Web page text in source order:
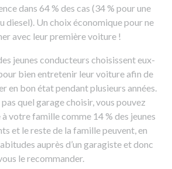
dans 64 % des cas (34 % pour une
diesel). Un choix économique pour ne
avec leur première voiture !
jeunes conducteurs choisissent eux-
bien entretenir leur voiture afin de
en bon état pendant plusieurs années.
pas quel garage choisir, vous pouvez
à votre famille comme 14 % des jeunes
et le reste de la famille peuvent, en
auprès d’un garagiste et donc
le recommander.